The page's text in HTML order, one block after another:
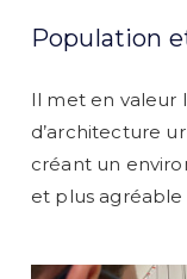
Population
Il met en valeur
d’architecture
créant un
et plus agréable